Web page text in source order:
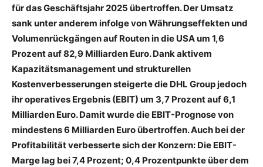
für das Geschäftsjahr 2025 übertroffen. Der Umsatz
sank unter anderem infolge von Währungseffekten und
Volumenrückgängen auf Routen in die USA um 1,6
Prozent auf 82,9 Milliarden Euro. Dank aktivem
Kapazitätsmanagement und strukturellen
Kostenverbesserungen steigerte die DHL Group jedoch
ihr operatives Ergebnis (EBIT) um 3,7 Prozent auf 6,1
Milliarden Euro. Damit wurde die EBIT-Prognose von
mindestens 6 Milliarden Euro übertroffen. Auch bei der
Profitabilität verbesserte sich der Konzern: Die EBIT-
Marge lag bei 7,4 Prozent; 0,4 Prozentpunkte über dem